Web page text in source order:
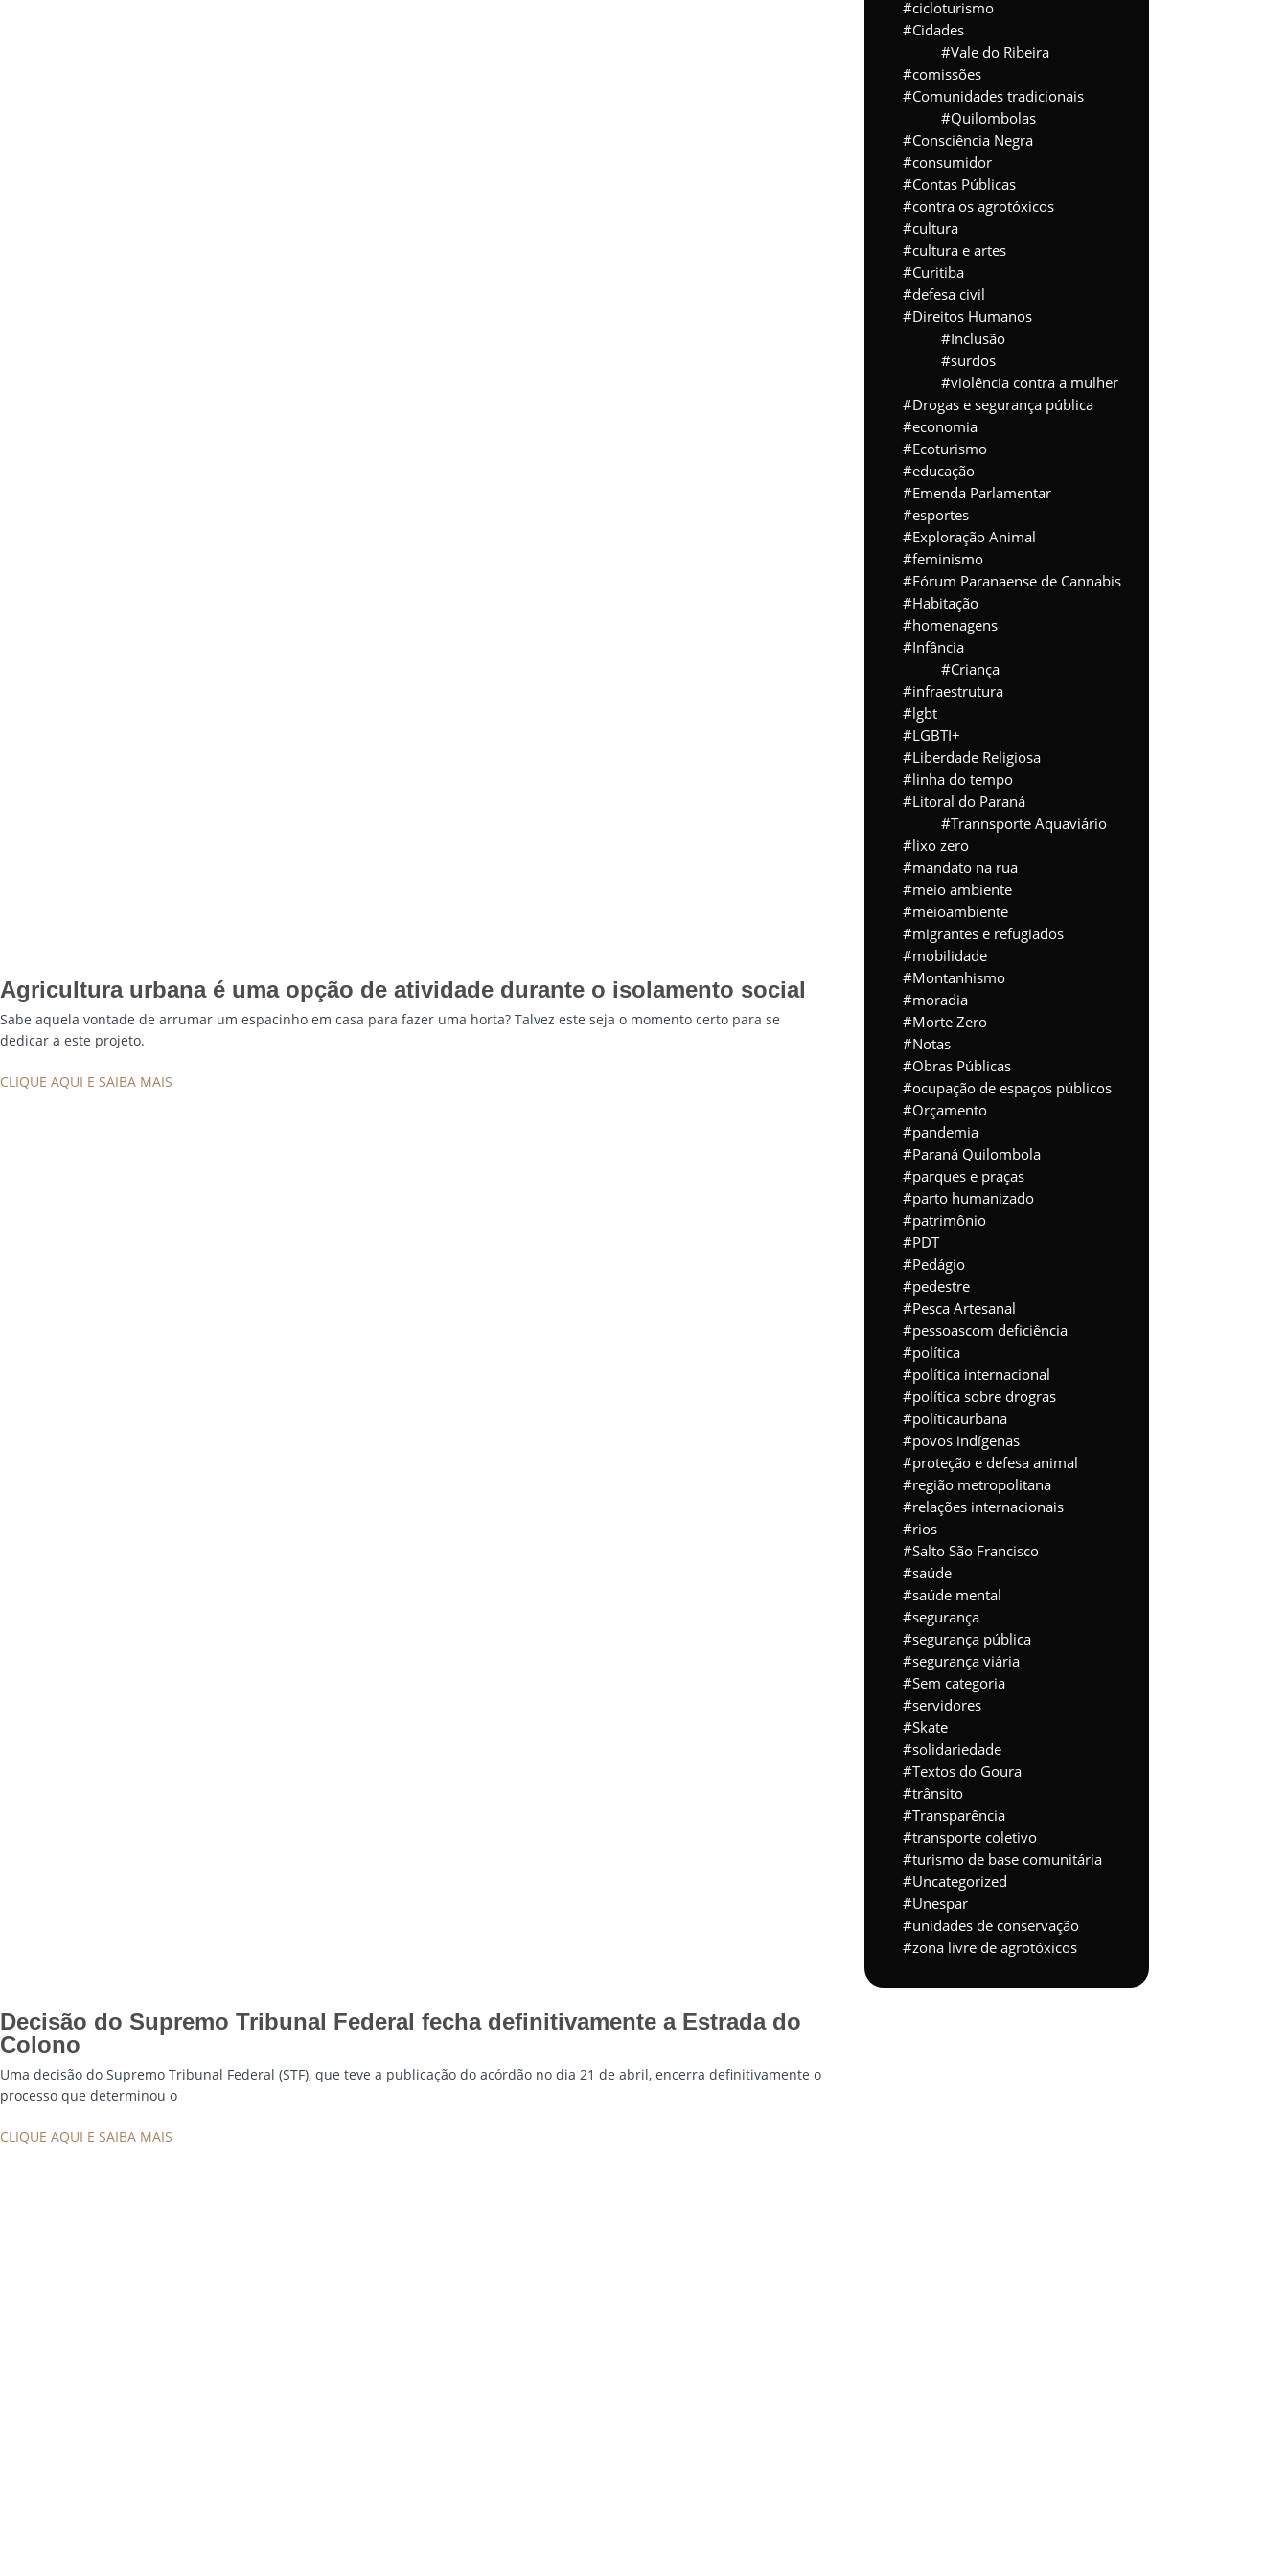
Agricultura urbana é uma opção de atividade durante o isolamento social
Sabe aquela vontade de arrumar um espacinho em casa para fazer uma horta? Talvez este seja o momento certo para se
dedicar a este projeto.
CLIQUE AQUI E SAIBA MAIS
Decisão do Supremo Tribunal Federal fecha definitivamente a Estrada do
Colono
Uma decisão do Supremo Tribunal Federal (STF), que teve a publicação do acórdão no dia 21 de abril, encerra definitivamente o
processo que determinou o
CLIQUE AQUI E SAIBA MAIS
cicloturismo
Cidades
Vale do Ribeira
comissões
Comunidades tradicionais
Quilombolas
Consciência Negra
consumidor
Contas Públicas
contra os agrotóxicos
cultura
cultura e artes
Curitiba
defesa civil
Direitos Humanos
Inclusão
surdos
violência contra a mulher
Drogas e segurança pública
economia
Ecoturismo
educação
Emenda Parlamentar
esportes
Exploração Animal
feminismo
Fórum Paranaense de Cannabis
Habitação
homenagens
Infância
Criança
infraestrutura
lgbt
LGBTI+
Liberdade Religiosa
linha do tempo
Litoral do Paraná
Trannsporte Aquaviário
lixo zero
mandato na rua
meio ambiente
meioambiente
migrantes e refugiados
mobilidade
Montanhismo
moradia
Morte Zero
Notas
Obras Públicas
ocupação de espaços públicos
Orçamento
pandemia
Paraná Quilombola
parques e praças
parto humanizado
patrimônio
PDT
Pedágio
pedestre
Pesca Artesanal
pessoascom deficiência
política
política internacional
política sobre drogras
políticaurbana
povos indígenas
proteção e defesa animal
região metropolitana
relações internacionais
rios
Salto São Francisco
saúde
saúde mental
segurança
segurança pública
segurança viária
Sem categoria
servidores
Skate
solidariedade
Textos do Goura
trânsito
Transparência
transporte coletivo
turismo de base comunitária
Uncategorized
Unespar
unidades de conservação
zona livre de agrotóxicos